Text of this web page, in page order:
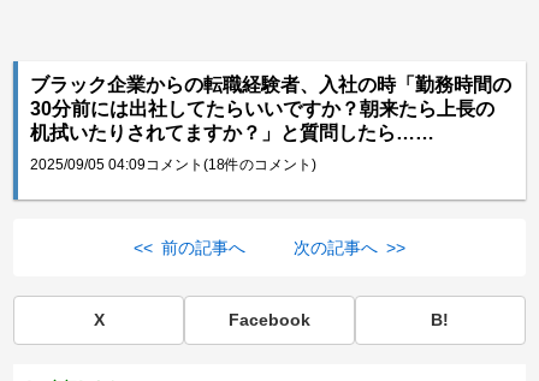
ブラック企業からの転職経験者、入社の時「勤務時間の
30分前には出社してたらいいですか？朝来たら上長の
机拭いたりされてますか？」と質問したら……
2025/09/05 04:09コメント(18件のコメント)
<< 前の記事へ 次の記事へ >>
X Facebook B!